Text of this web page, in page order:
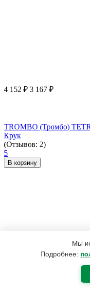
Мы
Подробнее:
4 152 ₽ 3 167 ₽
TROMBO (Тромбо)
Крук
(Отзывов: 2)
5
В корзину